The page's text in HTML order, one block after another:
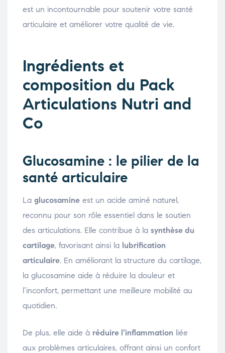
est un incontournable pour soutenir votre santé
articulaire et améliorer votre qualité de vie.
Ingrédients et
composition du Pack
Articulations Nutri and
Co
Glucosamine : le pilier de la
santé articulaire
La glucosamine est un acide aminé naturel,
reconnu pour son rôle essentiel dans le soutien
des articulations. Elle contribue à la synthèse du
cartilage, favorisant ainsi la lubrification
articulaire. En améliorant la structure du cartilage,
la glucosamine aide à réduire la douleur et
l’inconfort, permettant une meilleure mobilité au
quotidien.
De plus, elle aide à réduire l’inflammation liée
aux problèmes articulaires, offrant ainsi un confort